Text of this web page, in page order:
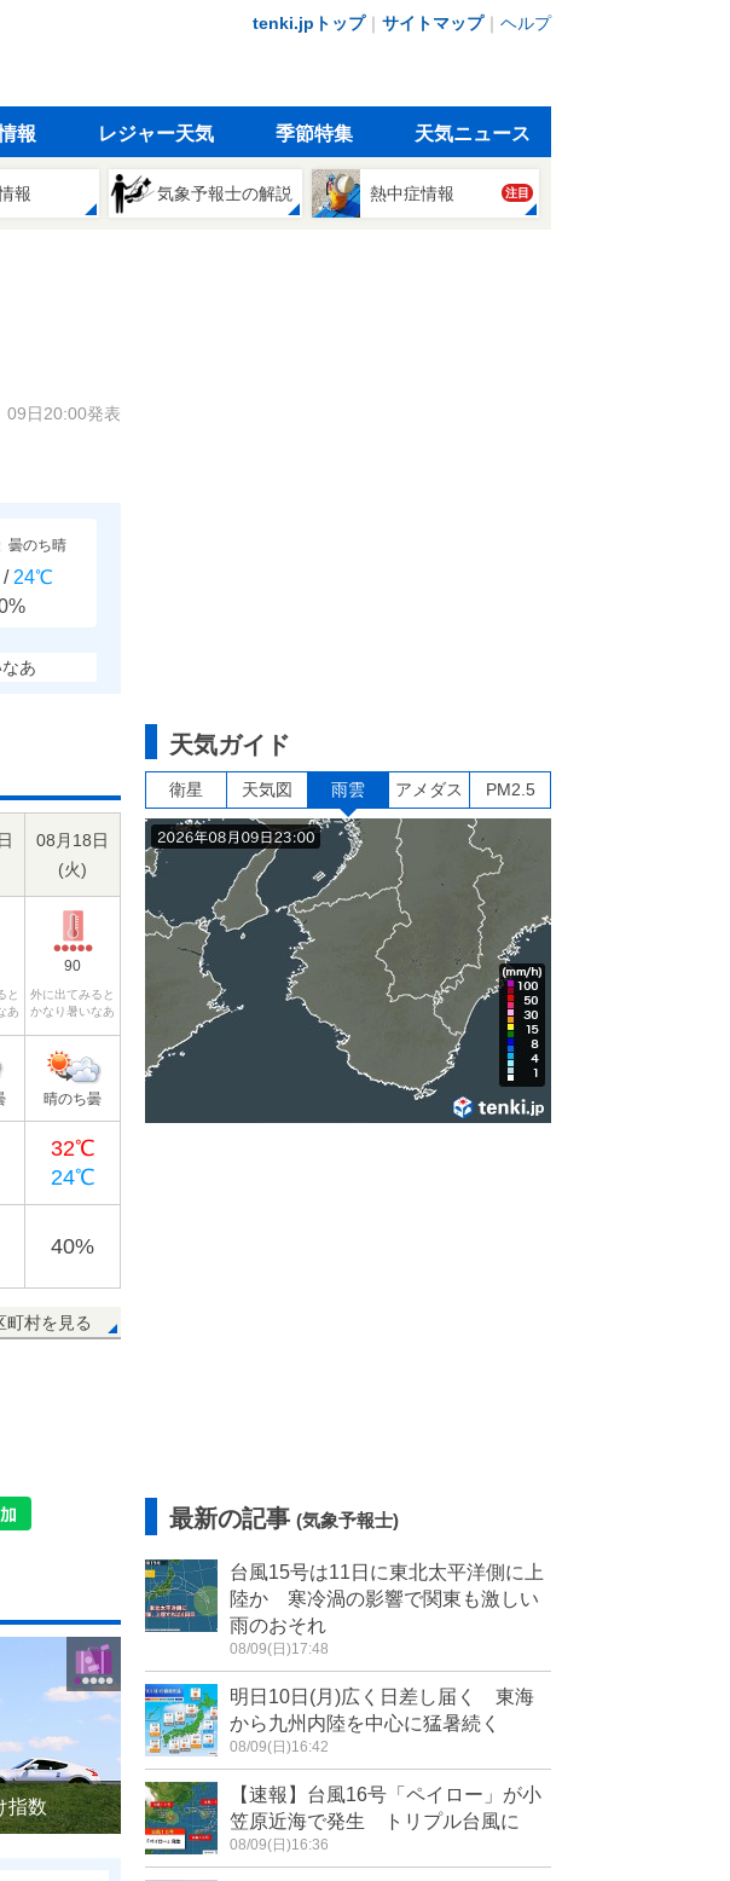
tenki.jpトップ｜ サイトマップ｜ ヘルプ
報 レジャー天気 季節特集 天気ニュース
報 気象予報士の解説 熱中症情報 注目
09日20:00発表
曇のち晴
/ 24℃
あ
08月18日
(火)
と
あ
90
外に出てみると
かなり暑いなあ
晴のち曇
32℃
24℃
40%
町村を見る
指数
天気ガイド
衛星 天気図 雨雲 アメダス PM2.5
最新の記事 (気象予報士)
台風15号は11日に東北太平洋側に上
陸か 寒冷渦の影響で関東も激しい
雨のおそれ
08/09(日)17:48
明日10日(月)広く日差し届く 東海
から九州内陸を中心に猛暑続く
08/09(日)16:42
【速報】台風16号「ペイロー」が小
笠原近海で発生 トリプル台風に
08/09(日)16:36